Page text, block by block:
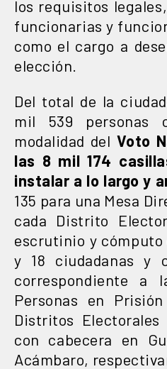
los requisitos
funcionarias y
como el cargo a
elección.
Del total de la
mil 539 personas
modalidad del Voto
las 8 mil 174
instalar a lo largo y
135 para una Mesa
cada Distrito
escrutinio y cómputo
y 18 ciudadanas y
correspondiente a
Personas en
Distritos Electorales
con cabecera en
Acámbaro,